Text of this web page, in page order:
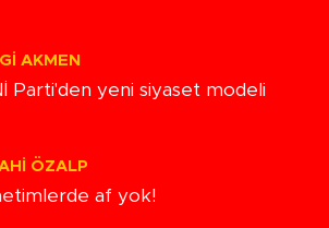
AKMEN
Parti'den yeni siyaset modeli
ÖZALP
af yok!